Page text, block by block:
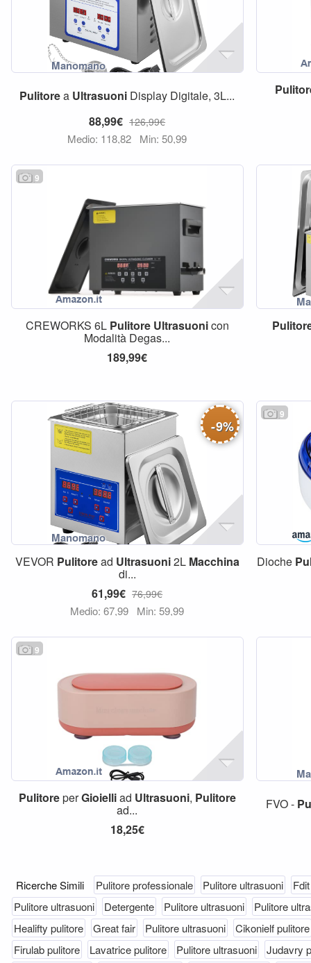
Pulitorea Ultrasuoni Display Digitale, 3L...
88,99€ 126,99€
Medio: 118,82 Min: 50,99
9
CREWORKS 6L Pulitore Ultrasuonicon
Modalità Degas...
189,99€
-9%
VEVOR Pulitoread Ultrasuoni2L Macchina
di...
61,99€ 76,99€
Medio: 67,99 Min: 59,99
9
Dioche
9
PulitoreperGioielliad Ultrasuoni, Pulitore
ad...
18,25€
FVO -
Ricerche Simili Pulitore professionale Pulitore ultrasuoni
Pulitore ultrasuoni
Detergente Pulitore ultrasuoni
Pulitore
Healifty pulitore
Great fair Pulitore ultrasuoni
Cikonielf pulitore
Firulab pulitore
Lavatrice pulitore Pulitore ultrasuoni
Judavry